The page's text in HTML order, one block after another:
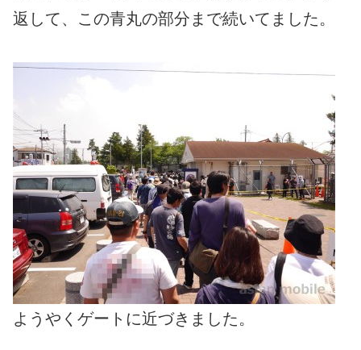
返して、この青丸の部分まで続いてました。
ようやくゲートに近づきました。